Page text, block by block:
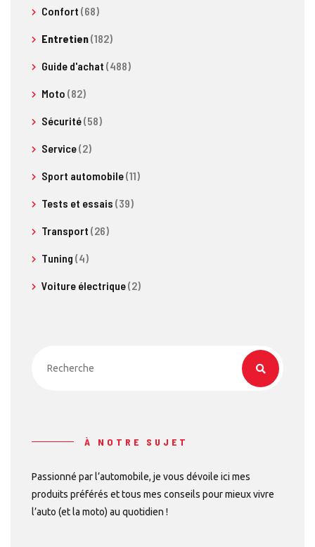
Confort (68)
Entretien(182)
Guide d'achat (488)
Moto (82)
Sécurité(58)
Service(2)
Sport automobile(11)
Tests et essais (39)
Transport (26)
Tuning (4)
Voiture électrique(2)
À NOTRE SUJET
Passionné par l’automobile, je vous dévoile ici mes
produits préférés et tous mes conseils pour mieux vivre
l’auto (et la moto) au quotidien !